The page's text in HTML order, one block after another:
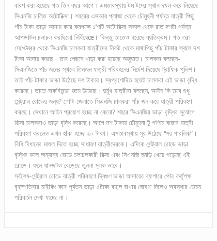
বারণ করা হয়েছে গত তিন বছর আগে। এমতাবস্থায় টম টমের স্থান দখল করে নিয়েছে
সিএনজি চালিত অটোরিক্সা। শহরের এসআর প্লাজা থেকে চৌমুহনী পর্যন্ত যাত্রী পিছু
পাঁচ টাকা ভাড়া আদায় করে কমপক্ষে ১’শটি অটোরিক্সা সকাল থেকে রাত দশটা পর্যন্ত
আপডাউন চলাচল করছিলো নির্বিঘেœ। কিন্তু তাতেও ধরেছে ব্যতিক্রম। গত ৩রা
সেপ্টেম্বর থেকে সিএনজি চালকরা যাত্রীদের নিকট থেকে মাথাপিছু পাঁচ টাকার স্থলে দশ
টাকা আদায় করছে। তার পেছনে খাড়া করা হয়েছে অজুহাত। চালকরা বলছেন-
সিএনজিতে পাঁচ জনের স্থলে তিনজন যাত্রী পরিবহনের নির্দেশ দিয়েছে ট্রাফিক পুলিশ।
তাই পাঁচ টাকার ভাড়া উঠেছে দশ টাকায়। স্বপ্রণোদিত হয়েই চালকরা এই ভাড়া বৃদ্ধি
করেছে। তাতে বাকবিতন্ডা জমে উঠেছে। দুর্মুখ যাত্রীরা বলছেন, আইন কি তবে শুধু
সেন্ট্রাল রোডের জন্য? গোটা জেলাতে সিএনজি চালকরা পাঁচ জন করে যাত্রী পরিবহণ
করছে। সেখানে আইন প্রয়োগ হচ্ছে না কেনো? শহরে সিএনজির ভাড়া বৃদ্ধির সুযোগে
রিক্সা চালকরাও ভাড়া বৃদ্ধি করেছে। আগে দশ টাকায় চৌমুহনা টু পশ্চিম বাজার যাত্রী
পরিবহণ করলেও এখন হাঁকা হচ্ছে ২০ টাকা। এমতাবস্থায় সূর উঠেছে “মর পাবলিক”।
বিধি বিধানের মাশুল দিতে হচ্ছে সাধারণ যাত্রীদেরকে। এদিকে সেন্ট্রাল রোডে ভাড়া
বৃদ্ধির ফলে অন্যান্য রোডে চলাচলকারী রিক্সা এবং সিএনজি হুমড়ি খেয়ে পড়েছে এই
রোডে। ফলে যানজটও বেড়েছে তুলনা মূলক ভাবে।
সর্বশেষ-সেন্ট্রাল রোডে যাত্রী পরিবহণে দ্বিগুণ ভাড়া আদায়ের ব্যাপারে পৌর কর্তৃপক্ষ
বৃহস্পতিবার মাইকিং করে পুর্বতন ভাড়া ৫টাকা বহাল রাখার ঘোষণা দিলেও অবস্থার তেমন
পরিবর্তন দেখা যাচ্ছে না।